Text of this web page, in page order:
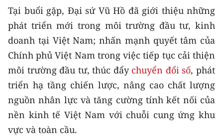
MEDIA CENTER
E-Magazine
Video
Media Chính trị
Media Kinh tế
Media Văn hóa
Tại buổi gặp, Đại sứ Vũ Hồ đã giới thiệu những
phát triển mới trong môi trường đầu tư, kinh
doanh tại Việt Nam; nhấn mạnh quyết tâm của
Chính phủ Việt Nam trong việc tiếp tục cải thiện
môi trường đầu tư, thúc đẩy chuyển đổi số, phát
triển hạ tầng chiến lược, nâng cao chất lượng
nguồn nhân lực và tăng cường tính kết nối của
nền kinh tế Việt Nam với chuỗi cung ứng khu
vực và toàn cầu.